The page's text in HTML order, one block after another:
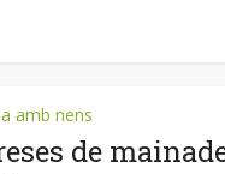
amb nens
de